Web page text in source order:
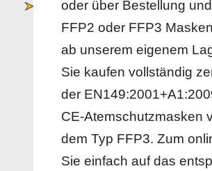
oder über Bestellung
FFP2 oder FFP3
ab unserem eigenem
Sie kaufen vollständig
der
CE-Atemschutzmasken
dem Typ FFP3. Zum
Sie einfach auf das